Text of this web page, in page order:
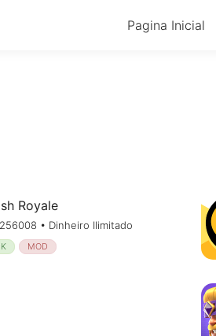
Pagina Inicial
Royale
• Dinheiro Ilimitado
MOD